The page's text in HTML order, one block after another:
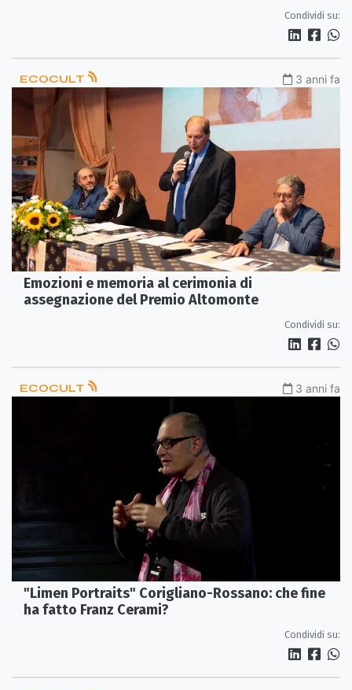
Condividi su:
ECOCULT 3 anni fa
Emozioni e memoria al cerimonia di
assegnazione del Premio Altomonte
Condividi su:
ECOCULT 3 anni fa
"Limen Portraits" Corigliano-Rossano: che fine
ha fatto Franz Cerami?
Condividi su: